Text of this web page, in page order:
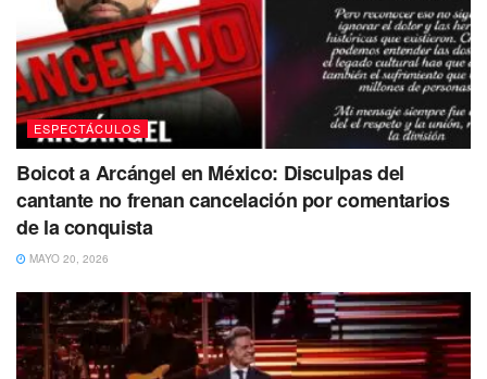
ESPECTÁCULOS
Boicot a Arcángel en México: Disculpas del
cantante no frenan cancelación por comentarios
de la conquista
MAYO 20, 2026